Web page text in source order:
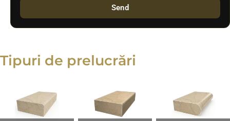
Send
Tipuri de prelucrări